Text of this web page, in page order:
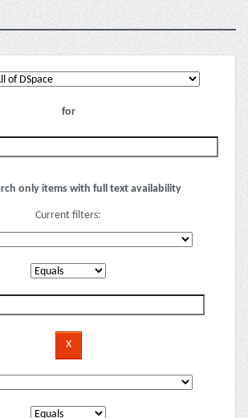
for
only items with full text availability
Current filters: